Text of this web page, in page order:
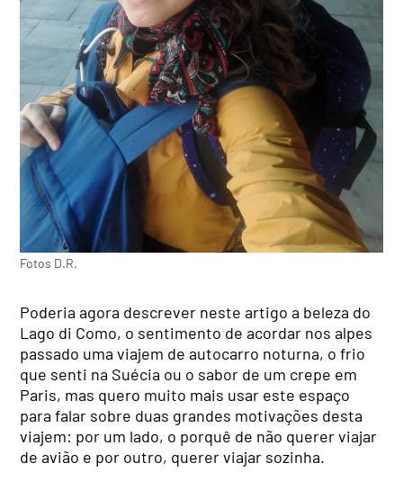
Fotos D.R.
Poderia agora descrever neste artigo a beleza do
Lago di Como, o sentimento de acordar nos alpes
passado uma viajem de autocarro noturna, o frio
que senti na Suécia ou o sabor de um crepe em
Paris, mas quero muito mais usar este espaço
para falar sobre duas grandes motivações desta
viajem: por um lado, o porquê de não querer viajar
de avião e por outro, querer viajar sozinha.